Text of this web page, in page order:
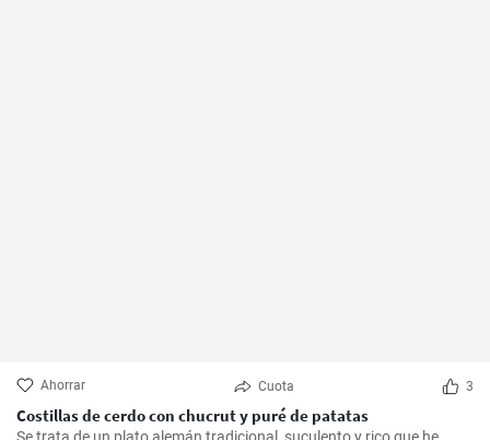
Ahorrar Cuota 3
Costillas de cerdo con chucrut y puré de patatas